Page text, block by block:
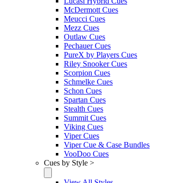
McDermott Cues
Meucci Cues
Mezz Cues
Outlaw Cues
Pechauer Cues
PureX by Players Cues
Riley Snooker Cues
Scorpion Cues
Schmelke Cues
Schon Cues
Spartan Cues
Stealth Cues
Summit Cues
Viking Cues
Viper Cues
Viper Cue & Case Bundles
VooDoo Cues
Cues by Style >